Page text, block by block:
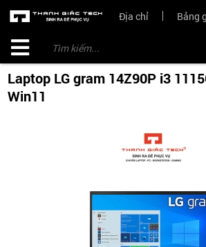
Địa chỉ Bảng
Laptop LG gram 14Z90P i3
Win11